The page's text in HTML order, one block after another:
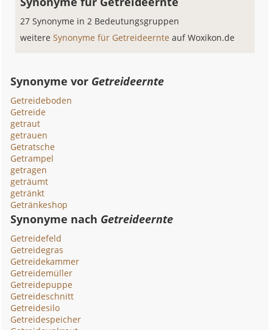
27 Synonyme in 2 Bedeutungsgruppen
weitereSynonyme für Getreideernteauf Woxikon.de
Synonyme vor Getreideernte
Getreideboden
Getreide
getraut
getrauen
Getratsche
Getrampel
getragen
geträumt
getränkt
Getränkeshop
Synonyme nach Getreideernte
Getreidefeld
Getreidegras
Getreidekammer
Getreidemüller
Getreidepuppe
Getreideschnitt
Getreidesilo
Getreidespeicher